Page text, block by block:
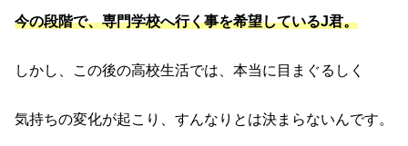
今の段階で、専門学校へ行く事を希望しているJ君。
しかし、この後の高校生活では、本当に目まぐるしく
気持ちの変化が起こり、すんなりとは決まらないんです。